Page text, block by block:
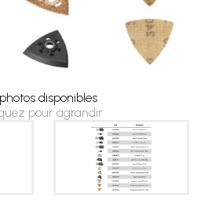
disponibles
pour agrandir